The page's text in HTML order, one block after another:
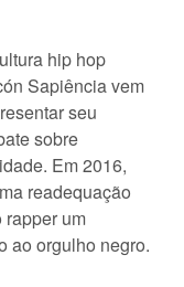
hip hop
Sapiência vem
seu
sobre
Em 2016,
readequação
rapper um
ao orgulho negro.